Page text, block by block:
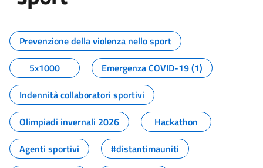
Tutti i contenuti della pagina
Prevenzione della violenza nello sport
5x1000
Emergenza COVID-19 (1)
Indennità collaboratori sportivi
Olimpiadi invernali 2026
Hackathon
Agenti sportivi
#distantimauniti